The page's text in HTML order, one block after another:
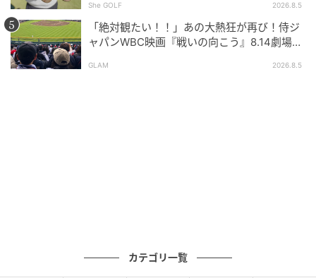
She GOLF 2026.8.5
「絶対観たい！！」あの大熱狂が再び！侍ジ
ャパンWBC映画『戦いの向こう』8.14劇場公
GLAM 2026.8.5
カテゴリ一覧